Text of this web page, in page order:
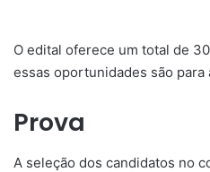
O edital oferece um total de
essas oportunidades são para
Prova
A seleção dos candidatos no